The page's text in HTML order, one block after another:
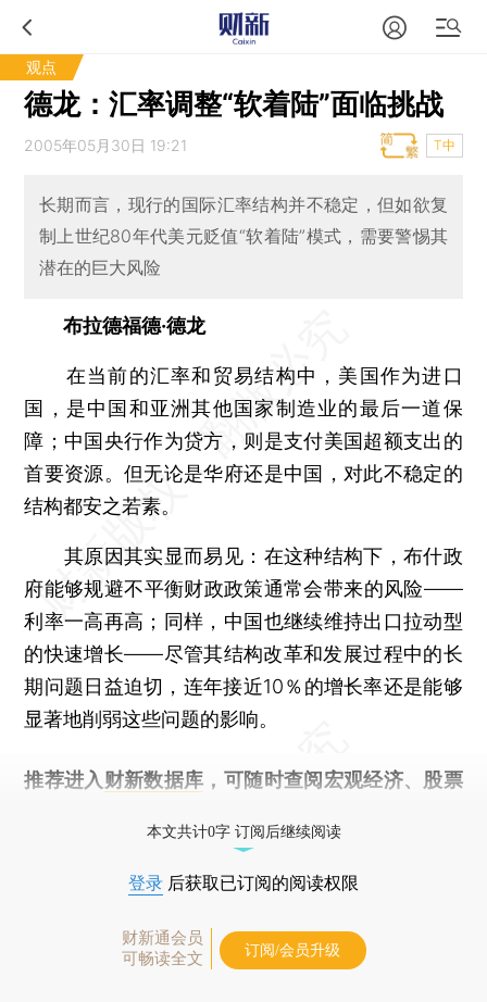
观点
德龙：汇率调整“软着陆”面临挑战
2005年05月30日 19:21 T中
长期而言，现行的国际汇率结构并不稳定，但如欲复
制上世纪80年代美元贬值“软着陆”模式，需要警惕其
潜在的巨大风险
布拉德福德·德龙
在当前的汇率和贸易结构中，美国作为进口
国，是中国和亚洲其他国家制造业的最后一道保
障；中国央行作为贷方，则是支付美国超额支出的
首要资源。但无论是华府还是中国，对此不稳定的
结构都安之若素。
其原因其实显而易见：在这种结构下，布什政
府能够规避不平衡财政政策通常会带来的风险——
利率一高再高；同样，中国也继续维持出口拉动型
的快速增长——尽管其结构改革和发展过程中的长
期问题日益迫切，连年接近10％的增长率还是能够
显著地削弱这些问题的影响。
推荐进入 财新数据库 ，可随时查阅宏观经济、股票
本文共计0字 订阅后继续阅读
登录 后获取已订阅的阅读权限
财新通会员
可畅读全文
订阅/会员升级